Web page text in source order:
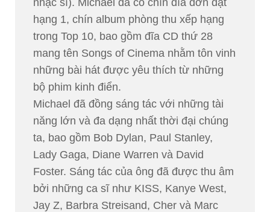
hạng 1, chín album phòng thu xếp hạng
trong Top 10, bao gồm đĩa CD thứ 28
mang tên Songs of Cinema nhằm tôn vinh
những bài hát được yêu thích từ những
bộ phim kinh điển.
Michael đã đồng sáng tác với những tài
năng lớn và đa dạng nhất thời đại chúng
ta, bao gồm Bob Dylan, Paul Stanley,
Lady Gaga, Diane Warren và David
Foster. Sáng tác của ông đã được thu âm
bởi những ca sĩ như KISS, Kanye West,
Jay Z, Barbra Streisand, Cher và Marc